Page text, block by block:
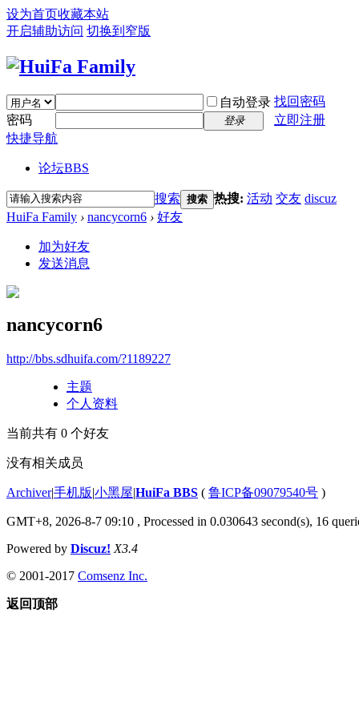
设为首页收藏本站
开启辅助访问 切换到窄版
自动登录 找回密码
密码
登录
立即注册
快捷导航
论坛BBS
搜索 搜索 热搜: 活动 交友 discuz
HuiFa Family › nancycorn6 › 好友
加为好友
发送消息
nancycorn6
http://bbs.sdhuifa.com/?1189227
主题
个人资料
当前共有 0 个好友
没有相关成员
Archiver|手机版|小黑屋|HuiFa BBS ( 鲁ICP备09079540号 )
GMT+8, 2026-8-7 09:10 , Processed in 0.030643 second(s), 16
Powered by Discuz! X3.4
© 2001-2017 Comsenz Inc.
返回顶部